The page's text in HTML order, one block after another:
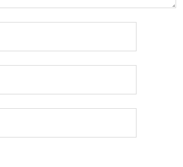
апгрейда. Случай с Амфитоном
акустических систем для
помещения для